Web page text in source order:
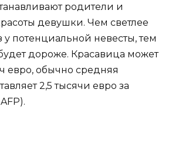
родители и
девушки. Чем светлее
у потенциальной невесты, тем
дороже. Красавица может
евро, обычно средняя
2,5 тысячи евро за